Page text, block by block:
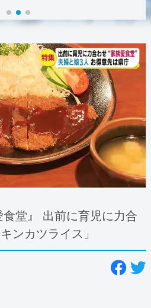
堂』 出前に育児に力合
ンカツライス」